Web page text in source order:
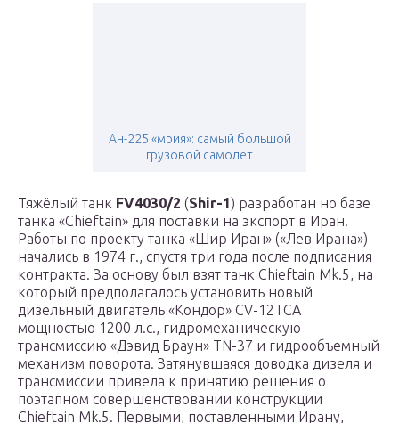
Ан-225 «мрия»: самый большой
грузовой самолет
Тяжёлый танк FV4030/2 (Shir-1) разработан но базе
танка «Chieftain» для поставки на экспорт в Иран.
Работы по проекту танка «Шир Иран» («Лев Ирана»)
начались в 1974 г., спустя три года после подписания
контракта. За основу был взят танк Chieftain Mk.5, на
который предполагалось установить новый
дизельный двигатель «Кондор» CV-12TCA
мощностью 1200 л.с., гидромеханическую
трансмиссию «Дэвид Браун» TN-37 и гидрообъемный
механизм поворота. Затянувшаяся доводка дизеля и
трансмиссии привела к принятию решения о
поэтапном совершенствовании конструкции
Chieftain Mk.5. Первыми, поставленными Ирану,